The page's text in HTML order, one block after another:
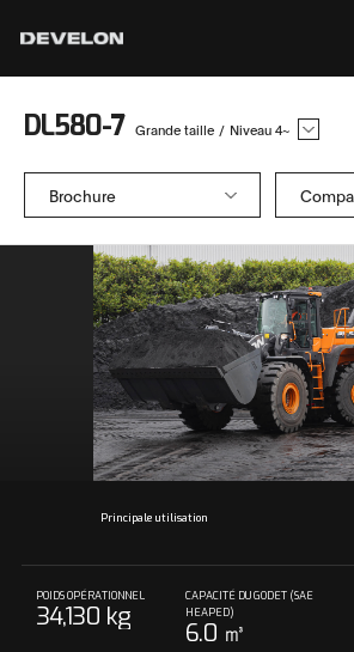
DL580-7 Grande taille / Niveau 4~
Brochure
Principale utilisation
POIDS OPÉRATIONNEL
34,130 kg
CAPACITÉ DU GODET (SAE
HEAPED)
6.0 ㎥